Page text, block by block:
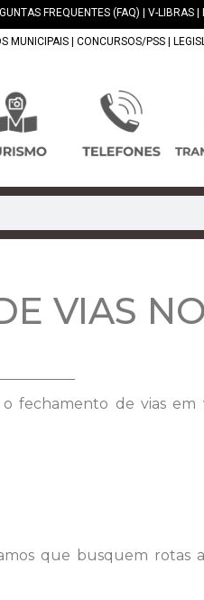
FREQUENTES (FAQ) V-LIBRAS
MUNICIPAIS CONCURSOS/PSS
VIAS NO
fechamento de vias em
que busquem rotas